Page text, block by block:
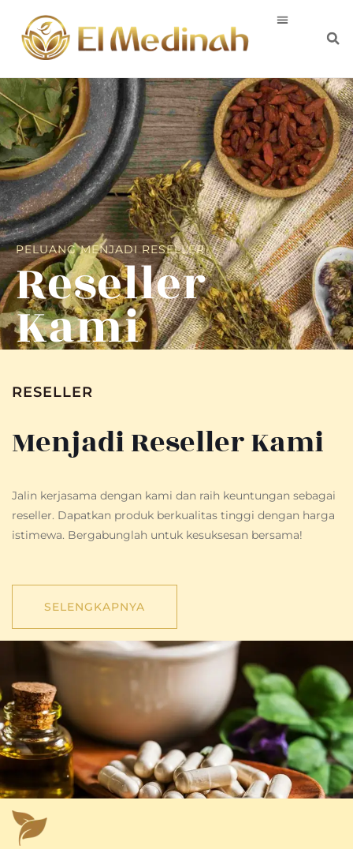
PELUANG MENJADI RESELLER
Reseller
Kami
RESELLER
Menjadi Reseller Kami
Jalin kerjasama dengan kami dan raih keuntungan sebagai
reseller. Dapatkan produk berkualitas tinggi dengan harga
istimewa. Bergabunglah untuk kesuksesan bersama!
SELENGKAPNYA